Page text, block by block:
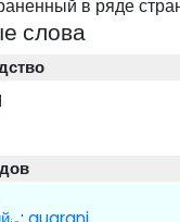
в ряде
слова